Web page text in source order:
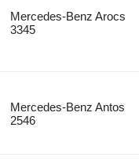
Mercedes-Benz Arocs
3345
Mercedes-Benz Antos
2546